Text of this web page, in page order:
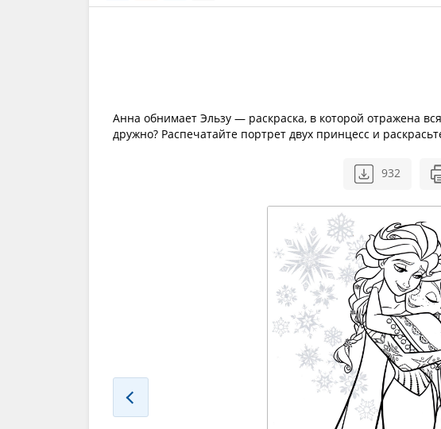
Анна обнимает Эльзу — раскраска, в которой отражена
дружно? Распечатайте портрет двух принцесс и
932